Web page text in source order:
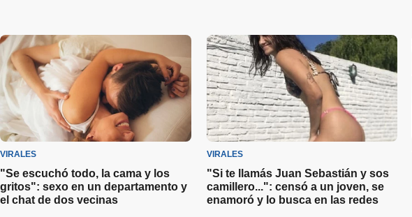
VIRALES
"Se escuchó todo, la cama y los
gritos": sexo en un departamento y
el chat de dos vecinas
VIRALES
"Si te llamás Juan Sebastián y sos
camillero...": censó a un joven, se
enamoró y lo busca en las redes